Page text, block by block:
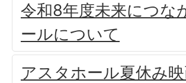
令和8年度未来につな
ールについて
アスタホール夏休み